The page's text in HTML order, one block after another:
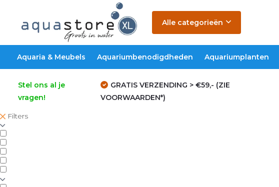
Alle categorieën
Aquaria & Meubels Aquariumbenodigdheden Aquariumplanten
Stel ons al je
vragen!
GRATIS VERZENDING > €59,- (ZIE
VOORWAARDEN*)
Filters